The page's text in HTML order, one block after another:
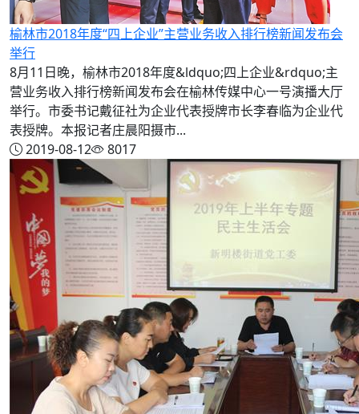
榆林市2018年度“四上企业”主营业务收入排行榜新闻发布会
举行
8月11日晚，榆林市2018年度&ldquo;四上企业&rdquo;主
营业务收入排行榜新闻发布会在榆林传媒中心一号演播大厅
举行。市委书记戴征社为企业代表授牌市长李春临为企业代
表授牌。本报记者庄晨阳摄市...
2019-08-12
8017